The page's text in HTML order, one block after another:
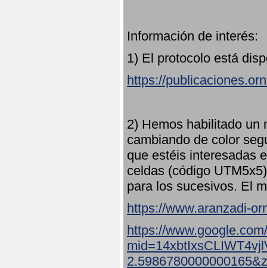
Información de interés:
1) El protocolo está
https://
2) Hemos habilitado un
cambiando de color
que estéis interesadas
celdas (código
para los sucesivos. El
https://www.aranzadi-
https://